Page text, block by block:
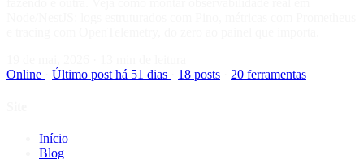
Online
Último post há 51 dias 18 posts 20 ferramentas
Início
Blog